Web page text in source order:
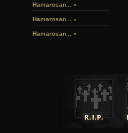
Hamarosan... »
Hamarosan... »
Hamarosan... »